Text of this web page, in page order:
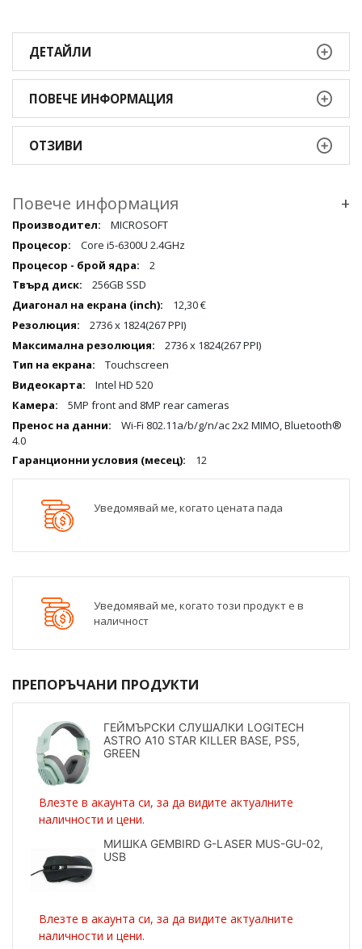
ДЕТАЙЛИ
ПОВЕЧЕ ИНФОРМАЦИЯ
ОТЗИВИ
Повече информация +
Повече
информация
qqq
MICROSOFT
Core i5-6300U 2.4GHz
2
256GB SSD
12,30 €
2736 x 1824(267 PPI)
2736 x 1824(267 PPI)
Touchscreen
Intel HD 520
5MP front and 8MP rear cameras
Wi-Fi 802.11a/b/g/n/ac 2x2 MIMO, Bluetooth®
4.0
12
Уведомявай ме, когато цената пада
Уведомявай ме, когато този продукт е в
наличност
ПРЕПОРЪЧАНИ ПРОДУКТИ
ГЕЙМЪРСКИ СЛУШАЛКИ LOGITECH
ASTRO A10 STAR KILLER BASE, PS5,
GREEN
Влезте в акаунта си, за да видите актуалните
наличности и цени.
МИШКА GEMBIRD G-LASER MUS-GU-02,
USB
Влезте в акаунта си, за да видите актуалните
наличности и цени.